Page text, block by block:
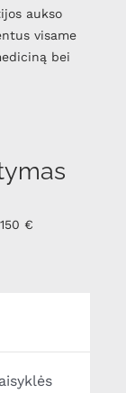
aukso
visame
bei
€